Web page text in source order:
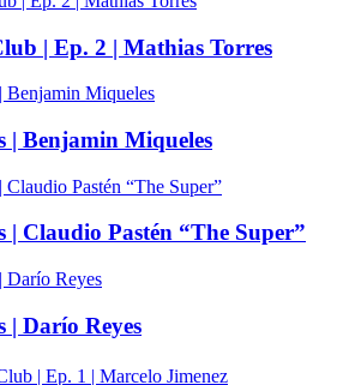
| Ep. 2 | Mathias Torres
| Benjamin Miqueles
| Claudio Pastén “The Super”
| Darío Reyes